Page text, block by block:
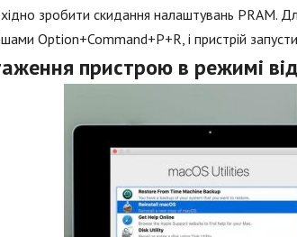
зробити скидання налаштувань PRAM.
Option+Command+P+R, і пристрій
пристрою в режимі